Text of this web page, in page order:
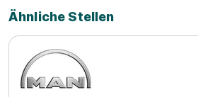
Ähnliche Stellen